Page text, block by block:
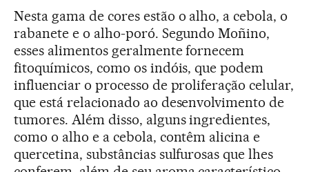
Nesta gama de cores estão o alho, a cebola, o
rabanete e o alho-poró. Segundo Moñino,
esses alimentos geralmente fornecem
fitoquímicos, como os indóis, que podem
influenciar o processo de proliferação celular,
que está relacionado ao desenvolvimento de
tumores. Além disso, alguns ingredientes,
como o alho e a cebola, contêm alicina e
quercetina, substâncias sulfurosas que lhes